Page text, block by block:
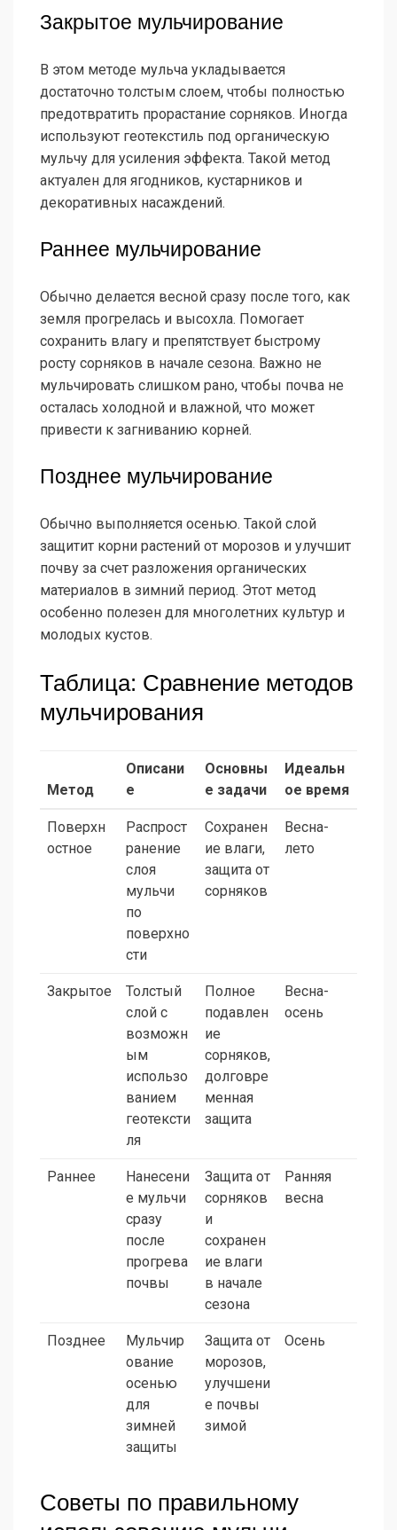
Закрытое мульчирование
В этом методе мульча укладывается
достаточно толстым слоем, чтобы полностью
предотвратить прорастание сорняков. Иногда
используют геотекстиль под органическую
мульчу для усиления эффекта. Такой метод
актуален для ягодников, кустарников и
декоративных насаждений.
Раннее мульчирование
Обычно делается весной сразу после того, как
земля прогрелась и высохла. Помогает
сохранить влагу и препятствует быстрому
росту сорняков в начале сезона. Важно не
мульчировать слишком рано, чтобы почва не
осталась холодной и влажной, что может
привести к загниванию корней.
Позднее мульчирование
Обычно выполняется осенью. Такой слой
защитит корни растений от морозов и улучшит
почву за счет разложения органических
материалов в зимний период. Этот метод
особенно полезен для многолетних культур и
молодых кустов.
Таблица: Сравнение методов
мульчирования
Метод
Описани
е
Основны
е задачи
Идеальн
ое время
Поверхн
остное
Распрост
ранение
слоя
мульчи
по
поверхно
сти
Сохранен
ие влаги,
защита от
сорняков
Весна-
лето
Закрытое
Толстый
слой с
возможн
ым
использо
ванием
геотексти
ля
Полное
подавлен
ие
сорняков,
долговре
менная
защита
Весна-
осень
Раннее
Нанесени
е мульчи
сразу
после
прогрева
почвы
Защита от
сорняков
и
сохранен
ие влаги
в начале
сезона
Ранняя
весна
Позднее
Мульчир
ование
осенью
для
зимней
защиты
Защита от
морозов,
улучшени
е почвы
зимой
Осень
Советы по правильному